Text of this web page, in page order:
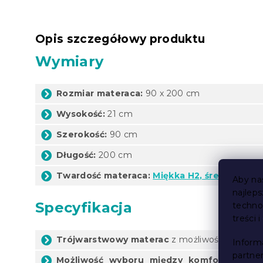
Aby
treści
Opis szczegółowy produktu
Wymiary
Rozmiar materaca: 90 x 200 cm
Wysokość: 21 cm
Szerokość: 90 cm
Długość: 200 cm
Twardość materaca: Miękka H2, średnia H3
Specyfikacja
Trójwarstwowy materac z możliwością
Możliwość wyboru między komfortową,